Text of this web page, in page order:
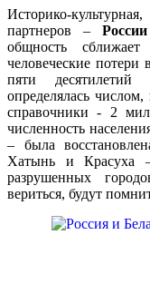
Историко-
партнеров –
общность
человеческие
пяти десятилетий
определялась
справочники - 2
численность
– была
Хатынь и Красуха
разрушенных
вериться, будут